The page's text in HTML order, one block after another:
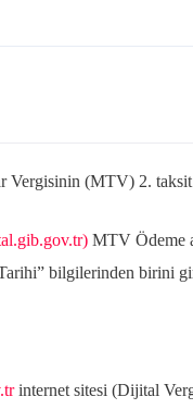
Vergisinin (MTV) 2.
MTV Ödeme
bilgilerinden birini
internet sitesi (Dijital